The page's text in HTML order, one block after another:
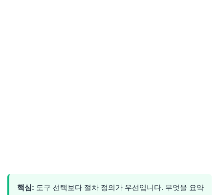
핵심: 도구 선택보다 절차 정의가 우선입니다. 무엇을 요약